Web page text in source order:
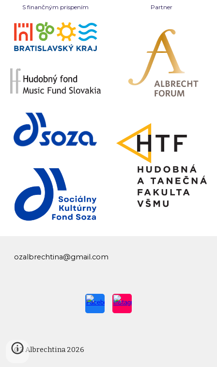
S finančným prispením Partner
ozalbrechtina@gmail.com
OZ Albrechtina 2026